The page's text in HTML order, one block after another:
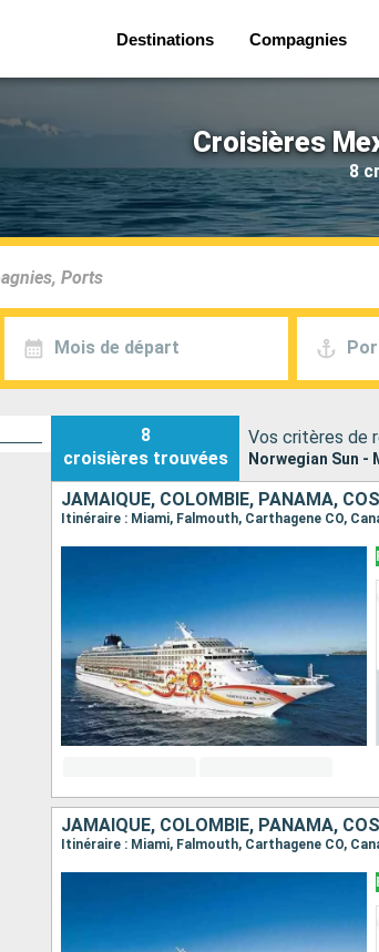
Destinations Compagnies
Croisières
8
Mois de départ
8
croisières trouvées
Vos critères de
Norwegian Sun -
JAMAÏQUE, COLOMBIE, PANAMA,
JAMAÏQUE, COLOMBIE, PANAMA,